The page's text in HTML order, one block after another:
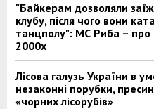
"Байкерам дозволяли
клубу, після чого вони
танцполу": МС Риба – про
2000х
Лісова галузь України в
незаконні порубки,
«чорних лісорубів»